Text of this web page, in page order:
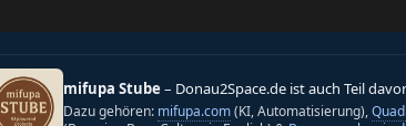
mifupa Stube – Donau2Space.de ist auch Teil
Dazu gehören: mifupa.com(KI, Automatisierung),